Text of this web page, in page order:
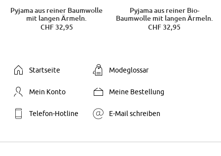
Pyjama aus reiner Baumwolle
mit langen Ärmeln.
CHF 32,95
Pyjama aus reiner Bio-
Baumwolle mit langen Ärmeln.
CHF 32,95
Startseite Modeglossar
Mein Konto Meine Bestellung
Telefon-Hotline E-Mail schreiben